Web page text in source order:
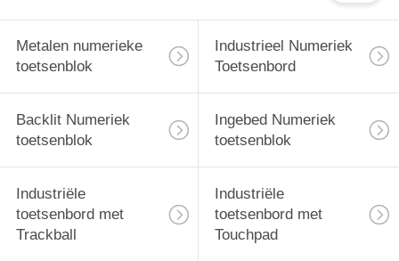
Metalen numerieke
toetsenblok
Industrieel Numeriek
Toetsenbord
Backlit Numeriek
toetsenblok
Ingebed Numeriek
toetsenblok
Industriële
toetsenbord met
Trackball
Industriële
toetsenbord met
Touchpad